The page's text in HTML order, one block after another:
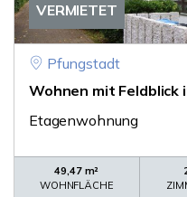
VERMIETET
Pfungstadt
Wohnen mit Feldblick
Etagenwohnung
49,47 m²
WOHNFLÄCHE